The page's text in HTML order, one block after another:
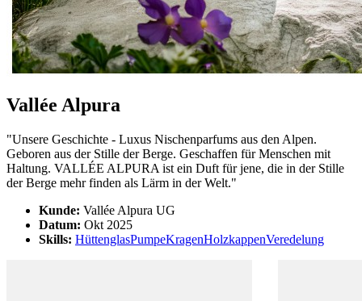
Vallée Alpura
"Unsere Geschichte - Luxus Nischenparfums aus den Alpen.
Geboren aus der Stille der Berge. Geschaffen für Menschen mit
Haltung. VALLÉE ALPURA ist ein Duft für jene, die in der Stille
der Berge mehr finden als Lärm in der Welt."
Kunde: Vallée Alpura UG
Datum: Okt 2025
Skills: HüttenglasPumpeKragenHolzkappenVeredelung